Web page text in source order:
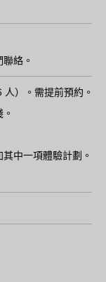
絡。
）。需提前預約。
中一項體驗計劃。(